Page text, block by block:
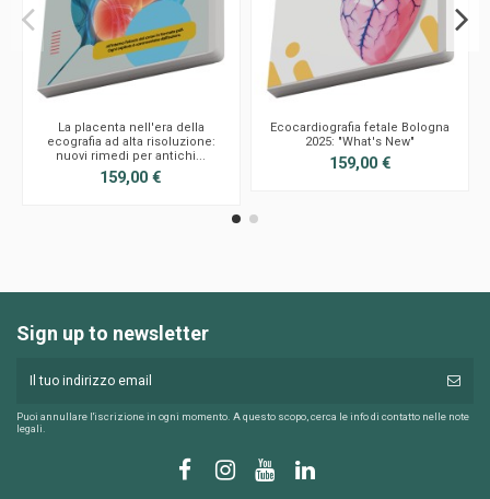
La placenta nell'era della
ecografia ad alta risoluzione:
nuovi rimedi per antichi...
159,00 €
Ecocardiografia fetale Bologna
2025: "What's New"
159,00 €
Sign up to newsletter
Puoi annullare l'iscrizione in ogni momento. A questo scopo, cerca le info di contatto nelle note
legali.